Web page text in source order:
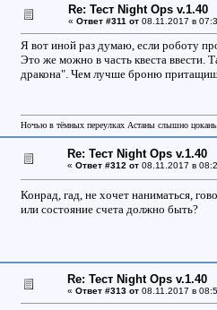
Re: Тест Night Ops v.1.40
« Ответ #311 от08.11.2017 в
Я вот иной раз думаю, если роботу
Это же можно в часть квеста ввести.
дракона". Чем лучше броню
Ночью в тёмных переулках Астаны слышно
Re: Тест Night Ops v.1.40
« Ответ #312 от08.11.2017 в
Конрад, гад, не хочет наниматься,
или состояние счета должно быть?
Re: Тест Night Ops v.1.40
« Ответ #313 от08.11.2017 в